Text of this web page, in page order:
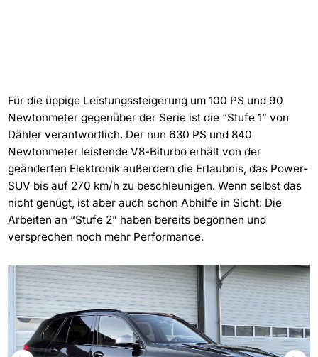
Für die üppige Leistungssteigerung um 100 PS und 90
Newtonmeter gegenüber der Serie ist die “Stufe 1” von
Dähler verantwortlich. Der nun 630 PS und 840
Newtonmeter leistende V8-Biturbo erhält von der
geänderten Elektronik außerdem die Erlaubnis, das Power-
SUV bis auf 270 km/h zu beschleunigen. Wenn selbst das
nicht genügt, ist aber auch schon Abhilfe in Sicht: Die
Arbeiten an “Stufe 2” haben bereits begonnen und
versprechen noch mehr Performance.